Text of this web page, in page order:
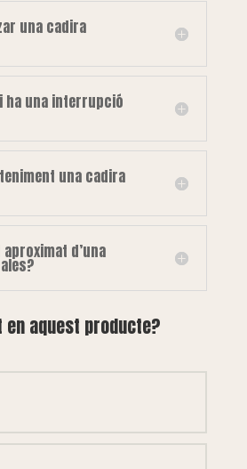
una cadira
ha una interrupció
una cadira
d’una
aquest producte?